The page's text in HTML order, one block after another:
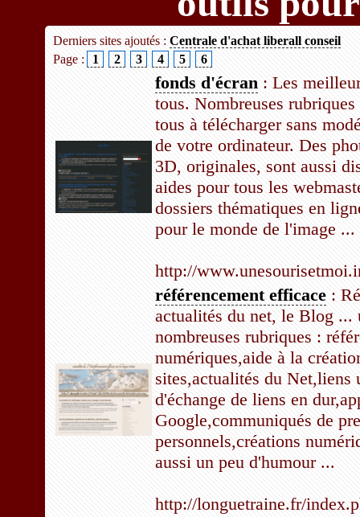
Derniers sites ajoutés :Centrale d'achat liberall conseil
Page :
1 2 3 4 5 6
fonds d'écran : Les
tous. Nombreuses
tous à télécharger sans
de votre ordinateur. Des
3D, originales, sont aussi
aides pour tous les
dossiers thématiques en
pour le monde de l'image ...
http://
référencement efficace :
actualités du net, le Blog ...
nombreuses rubriques :
numériques,aide à la
sites,actualités du Net,liens
d'échange de liens en
Google,communiqués de
personnels,créations
aussi un peu d'humour ...
http://longuetraine.fr/